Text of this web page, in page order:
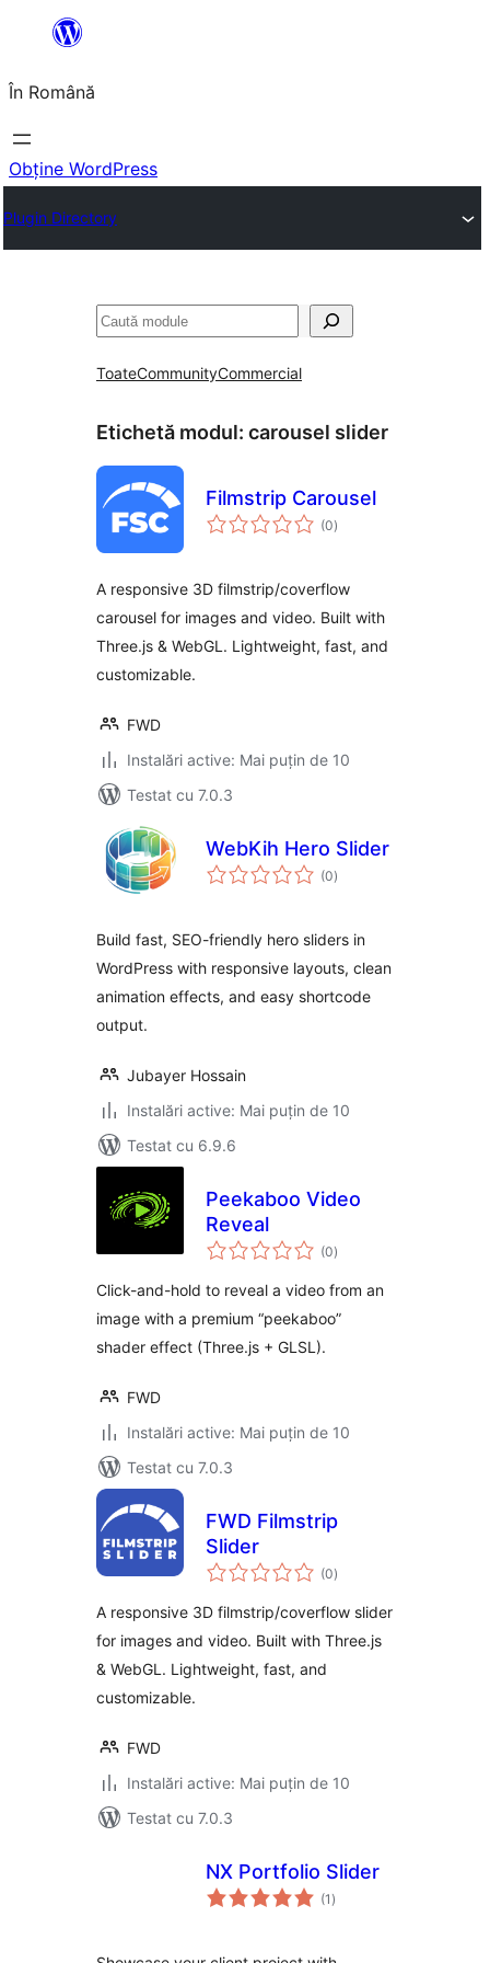
conținut
În Română
Obține WordPress
Plugin Directory
Caută
ToateCommunityCommercial
Etichetă modul: carousel slider
Filmstrip Carousel
(0total
aprecieri
)
A responsive 3D filmstrip/coverflow
carousel for images and video. Built with
Three.js & WebGL. Lightweight, fast, and
customizable.
FWD
Instalări active: Mai puțin de 10
Testat cu 7.0.3
WebKih Hero Slider
(0total
aprecieri
)
Build fast, SEO-friendly hero sliders in
WordPress with responsive layouts, clean
animation effects, and easy shortcode
output.
Jubayer Hossain
Instalări active: Mai puțin de 10
Testat cu 6.9.6
Peekaboo Video
Reveal
(0total
aprecieri
)
Click-and-hold to reveal a video from an
image with a premium “peekaboo”
shader effect (Three.js + GLSL).
FWD
Instalări active: Mai puțin de 10
Testat cu 7.0.3
FWD Filmstrip
Slider
(0total
aprecieri
)
A responsive 3D filmstrip/coverflow slider
for images and video. Built with Three.js
& WebGL. Lightweight, fast, and
customizable.
FWD
Instalări active: Mai puțin de 10
Testat cu 7.0.3
NX Portfolio Slider
(1 total
aprecieri
)